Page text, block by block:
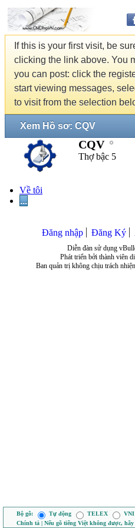
If this is your first visit, be
clicking the link above. You
you can post: click the
start viewing messages,
to visit from the selection
Xem Hồ sơ: CQV
CQV
Thợ bậc 5
Về tôi
...
Đăng nhập Đăng Ký
Diễn đàn sử dụng
Phát triển bởi thành viên
Ban quản trị không chịu trách
Bộ gõ: Tự động TELEX VNI
Chính tả | Nếu gõ tiếng Việt không được,